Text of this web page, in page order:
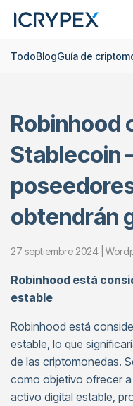
TodoBlogGuía de
Robinhood
Stablecoin
obtendrán
27 septiembre 2024 |
Robinhood está
estable
Robinhood está
estable, lo que
de las criptomonedas.
como objetivo ofrecer
activo digital estable,